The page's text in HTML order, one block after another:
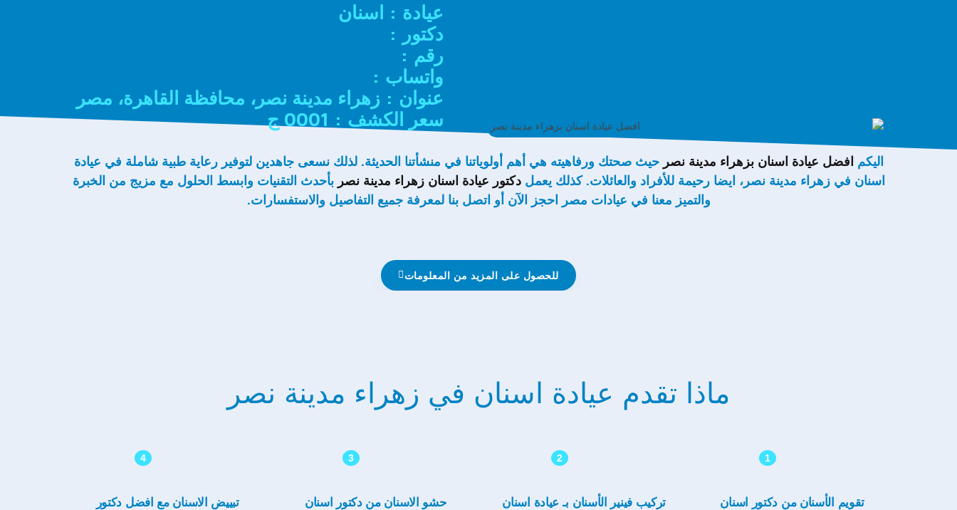
عيادة : اسنان
دكتور :
رقم :
واتساب :
عنوان : زهراء مدينة نصر، محافظة القاهرة، مصر
سعر الكشف : 0001 ج
اليكم افضل عيادة اسنان بزهراء مدينة نصر حيث صحتك ورفاهيته هي أهم أولوياتنا في منشأتنا الحديثة. لذلك نسعى جاهدين لتوفير رعاية طبية شاملة في عيادة
اسنان في زهراء مدينة نصر، ايضا رحيمة للأفراد والعائلات. كذلك يعملدكتور عيادة اسنان زهراء مدينة نصر بأحدث التقنيات وابسط الحلول مع مزيج من الخبرة
والتميز معنا في عيادات مصر احجز الآن أو اتصل بنا لمعرفة جميع التفاصيل والاستفسارات.
للحصول على المزيد من المعلومات
ماذا تقدم عيادة اسنان في زهراء مدينة نصر
1
تقويم الأسنان من دكتور اسنان
2
تركيب فينير الأسنان بـ عيادة اسنان
3
حشو الاسنان من دكتور اسنان
4
تبييض الاسنان مع افضل دكتور